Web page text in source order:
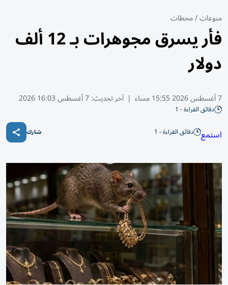
منوعات/محطات
فأر يسرق مجوهرات بـ 12 ألف
دولار
7 أغسطس 2026 15:55 مساء | آخر تحديث:7 أغسطس 16:03 2026
دقائق القراءة - 1
استمع دقائق القراءة - 1 شارك